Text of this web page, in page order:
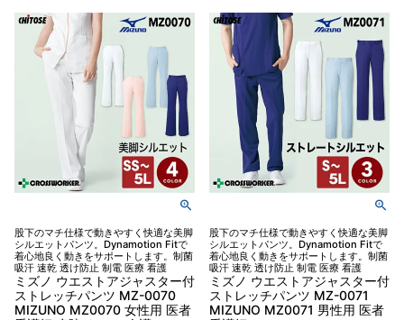
股下のマチ仕様で動きやすく快適な美脚
シルエットパンツ。Dynamotion Fitで
着心地良く動きをサポートします。制菌
吸汗 速乾 透け防止 制電 医療 看護
ミズノ ウエストアジャスター付
ストレッチパンツ MZ-0070
MIZUNO MZ0070 女性用 医者
股下のマチ仕様で動きやすく快適な美脚
シルエットパンツ。Dynamotion Fitで
着心地良く動きをサポートします。制菌
吸汗 速乾 透け防止 制電 医療 看護
ミズノ ウエストアジャスター付
ストレッチパンツ MZ-0071
MIZUNO MZ0071 男性用 医者